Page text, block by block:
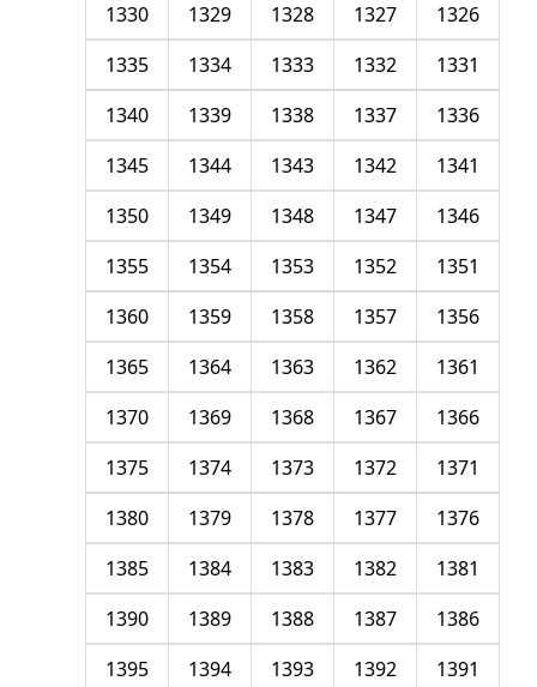
1326
1327
1328
1329
1330
1331
1332
1333
1334
1335
1336
1337
1338
1339
1340
1341
1342
1343
1344
1345
1346
1347
1348
1349
1350
1351
1352
1353
1354
1355
1356
1357
1358
1359
1360
1361
1362
1363
1364
1365
1366
1367
1368
1369
1370
1371
1372
1373
1374
1375
1376
1377
1378
1379
1380
1381
1382
1383
1384
1385
1386
1387
1388
1389
1390
1391
1392
1393
1394
1395